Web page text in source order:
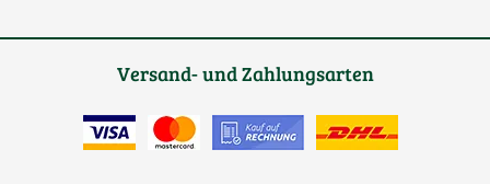
Versand- und Zahlungsarten